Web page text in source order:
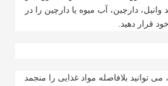
وانیل، دارچین، آب میوه یا دارچین را در
قرار دهید
می توانید بلافاصله مواد غذایی را منجمد